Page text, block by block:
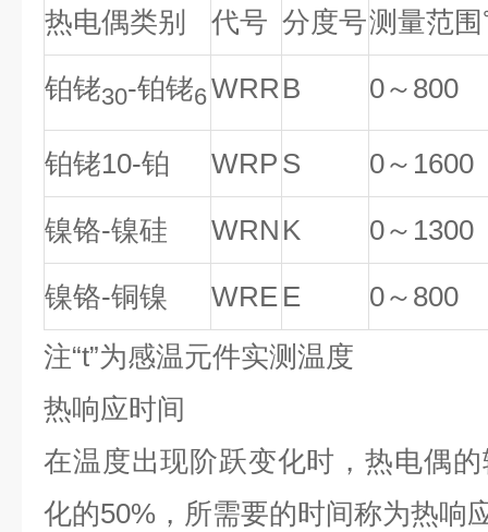
热电偶类别
代号 分度号测量范围
铂铑30-铂铑6WRRB 0～800
铂铑10-铂 WRP S 0～1600
镍铬-镍硅 WRN K 0～1300
镍铬-铜镍 WRE E 0～800
注“t”为感温元件实测温度
热响应时间
在温度出现阶跃变化时，热电偶
化的50%，所需要的时间称为热响